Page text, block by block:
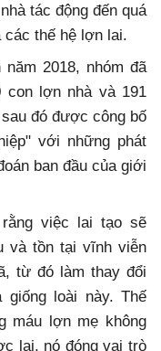
tác động đến quá
thế hệ lợn lai.
2018, nhóm đã
con lợn nhà và 191
đó được công bố
với những phát
ban đầu của giới
việc lai tạo sẽ
và tồn tại vĩnh viễn
từ đó làm thay đổi
loài này. Thế
máu lợn mẹ không
lại, nó đóng vai trò